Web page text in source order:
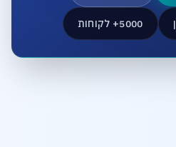
5000+ לקוחות